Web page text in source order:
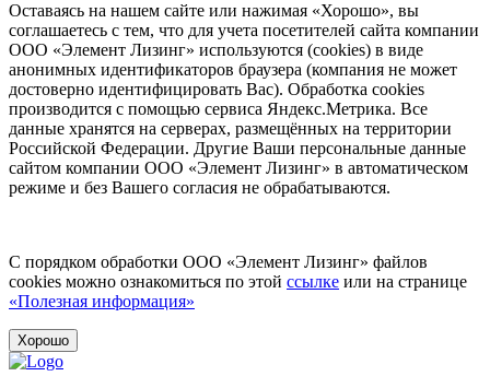
Оставаясь на нашем сайте или нажимая «Хорошо», вы
соглашаетесь с тем, что для учета посетителей сайта компании
ООО «Элемент Лизинг» используются (cookies) в виде
анонимных идентификаторов браузера (компания не может
достоверно идентифицировать Вас). Обработка cookies
производится с помощью сервиса Яндекс.Метрика. Все
данные хранятся на серверах, размещённых на территории
Российской Федерации. Другие Ваши персональные данные
сайтом компании ООО «Элемент Лизинг» в автоматическом
режиме и без Вашего согласия не обрабатываются.
С порядком обработки ООО «Элемент Лизинг» файлов
cookies можно ознакомиться по этой ссылке или на странице
«Полезная информация»
Хорошо